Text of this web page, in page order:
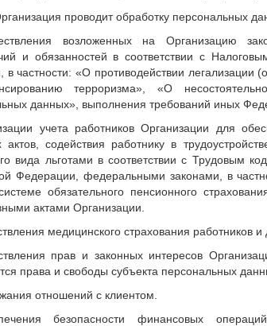
проводит обработку персональных
возложенных на Организацию
и обязанностей в соответствии с
в частности: «О противодействии
терроризма», «О
данных», выполнения требований иных
учета работников Организации для
актов, содействия работнику в
вида льготами в соответствии с Трудовым
Федерации, федеральными законами, в
обязательного пенсионного
актами Организации.
медицинского страхования работников
прав и законных интересов
права и свободы субъекта персональных
отношений с клиентом.
безопасности финансовых